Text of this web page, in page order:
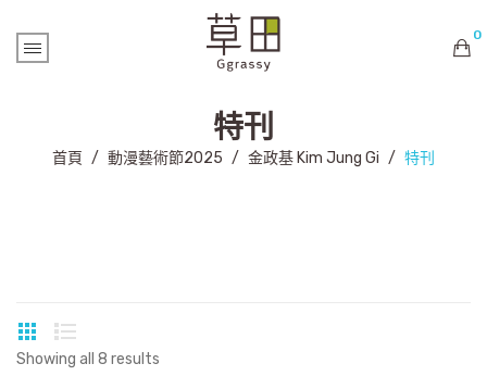
0
購物車內未有商品
特刊
首頁 / 動漫藝術節2025 / 金政基 Kim Jung Gi / 特刊
Showing all 8 results